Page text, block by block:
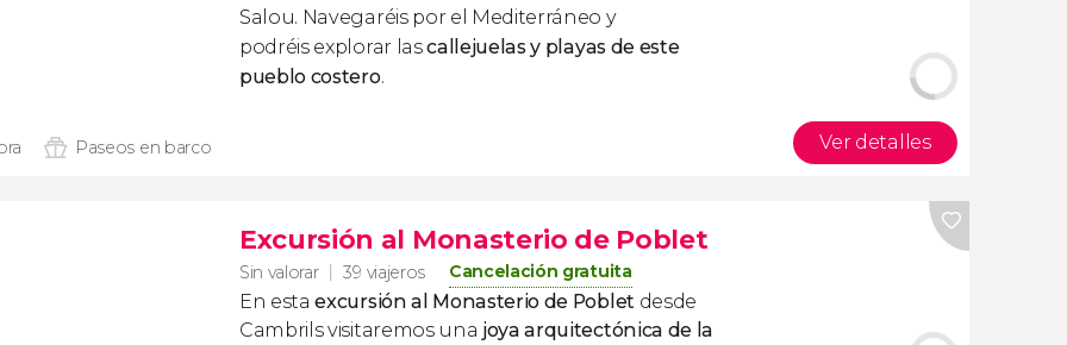
Salou. Navegaréis por el Mediterráneo y
podréis explorar lascallejuelas y playas de este
pueblo costero.
Paseos en barco Ver detalles
Excursión al Monasterio de Poblet
Sin valorar 39 viajeros Cancelación gratuita
En estaexcursión al Monasterio de Poblet desde
Cambrils visitaremos una joya arquitectónica de la